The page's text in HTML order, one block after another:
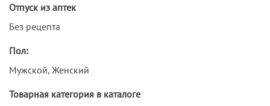
Отпуск из аптек
Без рецепта
Пол:
Мужской, Женский
Товарная категория в каталоге